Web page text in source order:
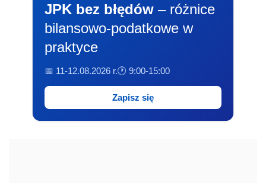
JPK bez błędów – różnice
bilansowo-podatkowe w
praktyce
📅 11-12.08.2026 r.🕐 9:00-15:00
Zapisz się